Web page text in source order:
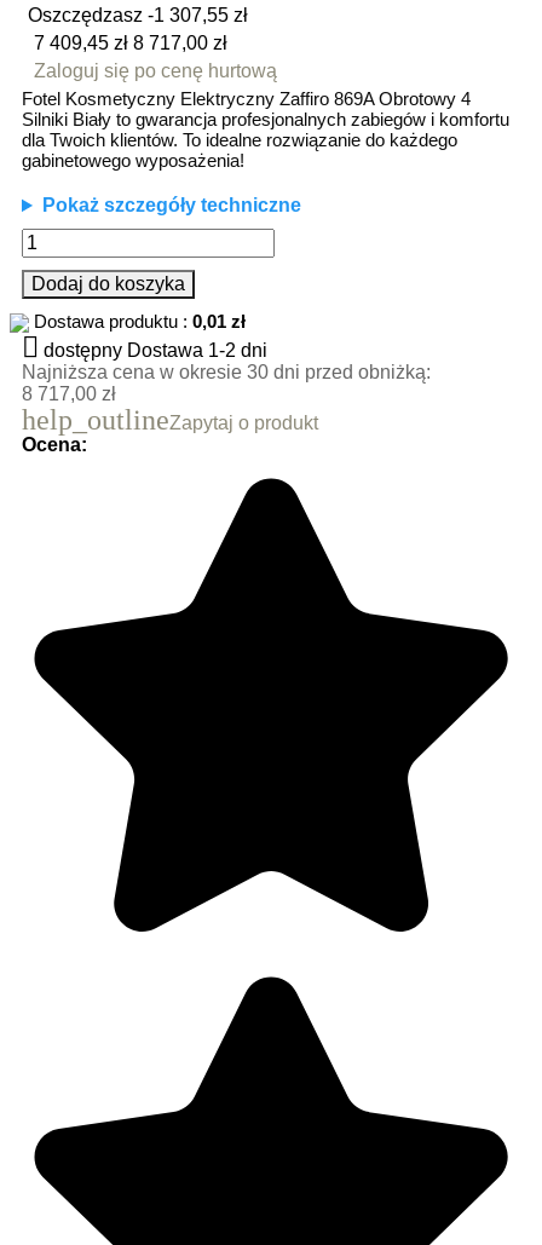
Oszczędzasz -1 307,55 zł
7 409,45 zł 8 717,00 zł
Zaloguj się po cenę hurtową
Fotel Kosmetyczny Elektryczny Zaffiro 869A Obrotowy 4
Silniki Biały to gwarancja profesjonalnych zabiegów i komfortu
dla Twoich klientów. To idealne rozwiązanie do każdego
gabinetowego wyposażenia!
Pokaż szczegóły techniczne
Dodaj do koszyka
Dostawa produktu : 0,01 zł
 dostępny Dostawa 1-2 dni
Najniższa cena w okresie 30 dni przed obniżką:
8 717,00 zł
help_outlineZapytaj o produkt
Ocena: